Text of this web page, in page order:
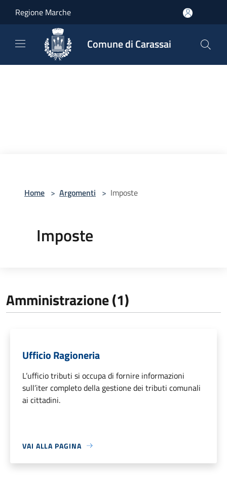
Regione Marche
Comune di Carassai
Home > Argomenti > Imposte
Imposte
Amministrazione (1)
Ufficio Ragioneria
L’ufficio tributi si occupa di fornire informazioni
sull’iter completo della gestione dei tributi comunali
ai cittadini.
VAI ALLA PAGINA